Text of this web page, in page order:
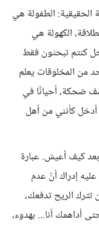
الحقيقية: الطفولة هي
الكهولة هي
كنتم تبحثون فقط
من المخلوقات يعلم
ضحكة، أحيانًا في
أدخل كأنني من أهل
كيف أعيش. عبارة
إدراك أنّ عدم
تترك الريح تدفعك،
أداهمك أنا... بهدوء،